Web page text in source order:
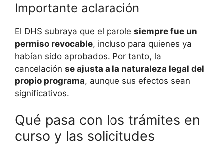
Importante aclaración
El DHS subraya que el parole siempre fue un
permiso revocable, incluso para quienes ya
habían sido aprobados. Por tanto, la
cancelación se ajusta a la naturaleza legal del
propio programa, aunque sus efectos sean
significativos.
Qué pasa con los trámites en
curso y las solicitudes